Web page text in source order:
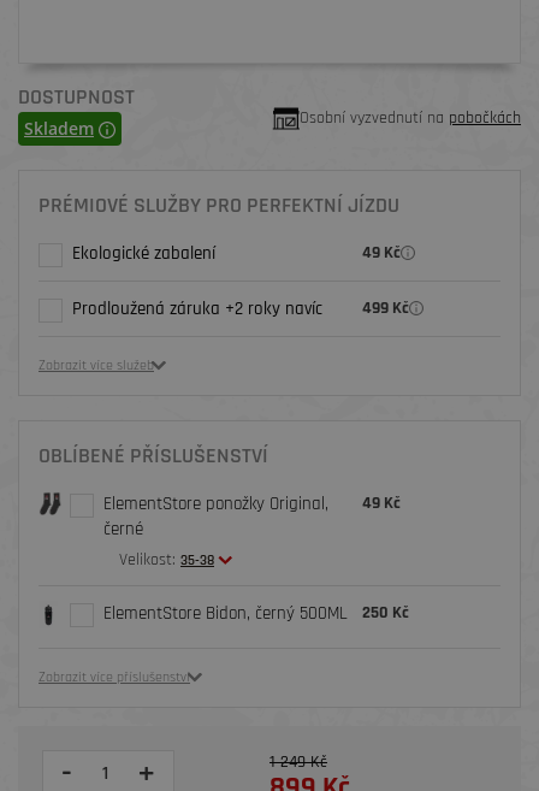
DOSTUPNOST
Skladem Osobní vyzvednutí na pobočkách
PRÉMIOVÉ SLUŽBY PRO PERFEKTNÍ JÍZDU
Ekologické zabalení 49 Kč
Prodloužená záruka +2 roky navíc 499 Kč
Zobrazit více služeb
OBLÍBENÉ PŘÍSLUŠENSTVÍ
ElementStore ponožky Original,
černé
Velikost: 35-38
49 Kč
ElementStore Bidon, černý 500ML 250 Kč
Zobrazit více příslušenství
- + 1 249 Kč